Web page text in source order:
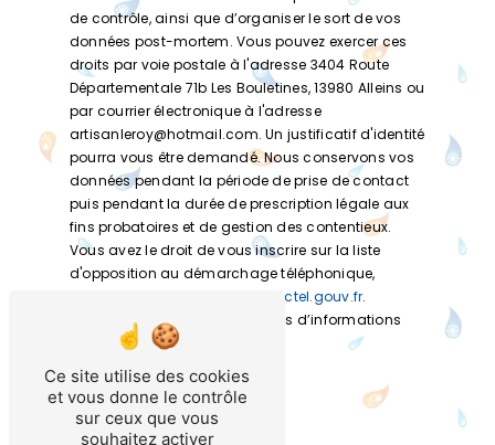
de contrôle, ainsi que d’organiser le sort de vos
données post-mortem. Vous pouvez exercer ces
droits par voie postale à l'adresse 3404 Route
Départementale 71b Les Bouletines, 13980 Alleins ou
par courrier électronique à l'adresse
artisanleroy@hotmail.com. Un justificatif d'identité
pourra vous être demandé. Nous conservons vos
données pendant la période de prise de contact
puis pendant la durée de prescription légale aux
fins probatoires et de gestion des contentieux.
Vous avez le droit de vous inscrire sur la liste
d'opposition au démarchage téléphonique,
Bloctel.gouv.fr.
Consultez le site cnil.fr pour plus d’informations
sur vos droits.
Ce site utilise des cookies
et vous donne le contrôle
sur ceux que vous
souhaitez activer